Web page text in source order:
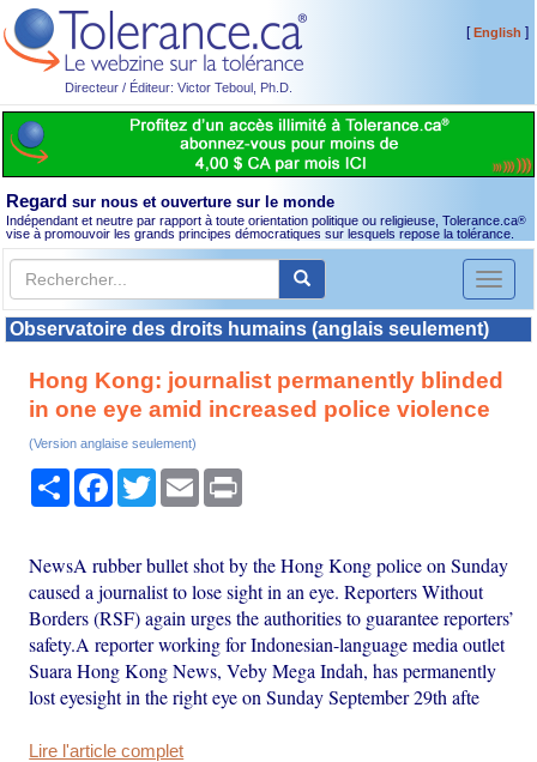
Directeur / Éditeur: Victor Teboul, Ph.D.
[English ]
Regard sur nous et ouverture sur le monde
Indépendant et neutre par rapport à toute orientation politique ou religieuse, Tolerance.ca®
vise à promouvoir les grands principes démocratiques sur lesquels repose la tolérance.
Toggle
Observatoire des droits humains (anglais seulement)
Hong Kong: journalist permanently blinded
in one eye amid increased police violence
(Version anglaise seulement)
PartagerFacebook
TwitterEmail
NewsA rubber bullet shot by the Hong Kong police on Sunday
caused a journalist to lose sight in an eye. Reporters Without
Borders (RSF) again urges the authorities to guarantee reporters’
safety.A reporter working for Indonesian-language media outlet
Suara Hong Kong News, Veby Mega Indah, has permanently
lost eyesight in the right eye on Sunday September 29th afte
Lire l'article complet